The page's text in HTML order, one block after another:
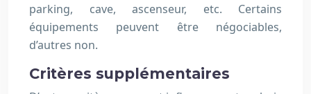
parking, cave, ascenseur, etc. Certains
équipements peuvent être négociables,
d’autres non.
Critères supplémentaires